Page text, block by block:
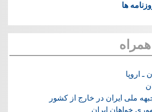
ها
ـ اروپا
ملی ایران در خارج از کشور
خواهان ایران